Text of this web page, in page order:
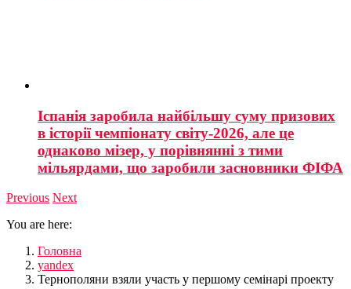
Іспанія заробила найбільшу суму призових
в історії чемпіонату світу-2026, але це
однаково мізер, у порівнянні з тими
мільярдами, що заробили засновники ФІФА
Previous Next
You are here:
Головна
yandex
Тернополяни взяли участь у першому семінарі проекту